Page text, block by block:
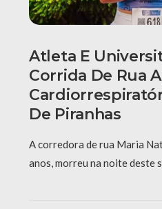
Atleta E
Corrida De Rua
De Piranhas
A corredora de rua Maria
anos, morreu na noite deste